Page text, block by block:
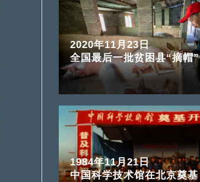
2020年11月23日
全国最后一批贫困县“摘帽”
1984年11月21日
中国科学技术馆在北京奠基